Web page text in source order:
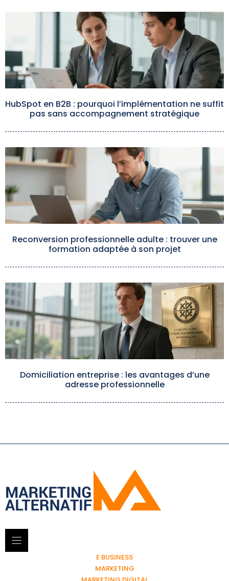
HubSpot en B2B : pourquoi l’implémentation ne suffit
pas sans accompagnement stratégique
Reconversion professionnelle adulte : trouver une
formation adaptée à son projet
Domiciliation entreprise : les avantages d’une
adresse professionnelle
E BUSINESS
MARKETING